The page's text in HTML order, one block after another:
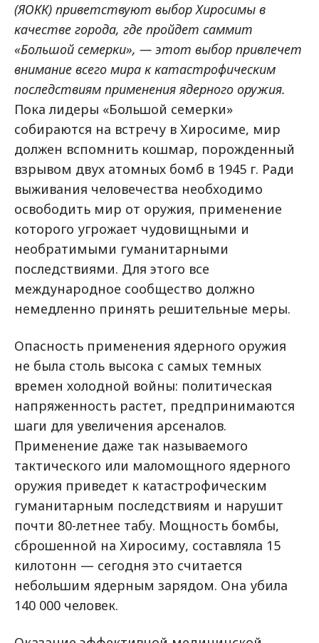
(ЯОКК) приветствуют выбор Хиросимы в
качестве города, где пройдет саммит
«Большой семерки», — этот выбор привлечет
внимание всего мира к катастрофическим
последствиям применения ядерного оружия.
Пока лидеры «Большой семерки»
собираются на встречу в Хиросиме, мир
должен вспомнить кошмар, порожденный
взрывом двух атомных бомб в 1945 г. Ради
выживания человечества необходимо
освободить мир от оружия, применение
которого угрожает чудовищными и
необратимыми гуманитарными
последствиями. Для этого все
международное сообщество должно
немедленно принять решительные меры.
Опасность применения ядерного оружия
не была столь высока с самых темных
времен холодной войны: политическая
напряженность растет, предпринимаются
шаги для увеличения арсеналов.
Применение даже так называемого
тактического или маломощного ядерного
оружия приведет к катастрофическим
гуманитарным последствиям и нарушит
почти 80-летнее табу. Мощность бомбы,
сброшенной на Хиросиму, составляла 15
килотонн — сегодня это считается
небольшим ядерным зарядом. Она убила
140 000 человек.